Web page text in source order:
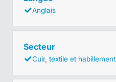
Anglais
Secteur
Cuir, textile et habillement